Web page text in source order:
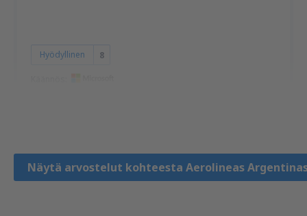
Hyödyllinen 8
Näytä arvostelut kohteesta Aerolineas